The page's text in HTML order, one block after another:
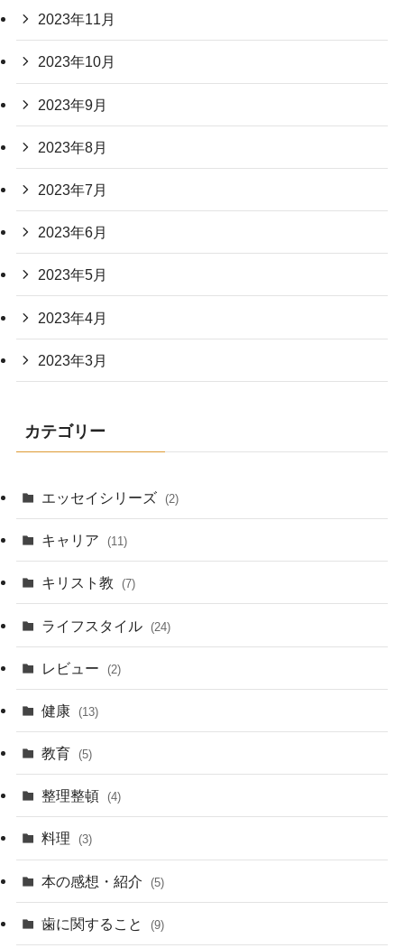
2023年11月
2023年10月
2023年9月
2023年8月
2023年7月
2023年6月
2023年5月
2023年4月
2023年3月
カテゴリー
エッセイシリーズ (2)
キャリア (11)
キリスト教 (7)
ライフスタイル (24)
レビュー (2)
健康 (13)
教育 (5)
整理整頓 (4)
料理 (3)
本の感想・紹介 (5)
歯に関すること (9)